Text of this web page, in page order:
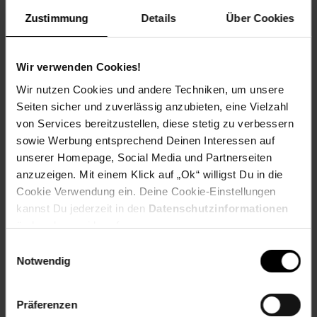
Zustimmung Details Über Cookies
Wir verwenden Cookies!
Wir nutzen Cookies und andere Techniken, um unsere
Seiten sicher und zuverlässig anzubieten, eine Vielzahl
von Services bereitzustellen, diese stetig zu verbessern
sowie Werbung entsprechend Deinen Interessen auf
unserer Homepage, Social Media und Partnerseiten
anzuzeigen. Mit einem Klick auf „Ok“ willigst Du in die
Cookie Verwendung ein. Deine Cookie-Einstellungen
kannst Du jederzeit in den Datenschutzinformationen
ändern bzw. widerrufen.
Notwendig
Präferenzen
Unterstützung.
Welchen Verein du in deiner Region unterstützen kannst
findest du hier heraus:
Zurück zu Vereinsspende
Fußzeile
Weitere Online-Angebote
Netto Reisen Weinwelt